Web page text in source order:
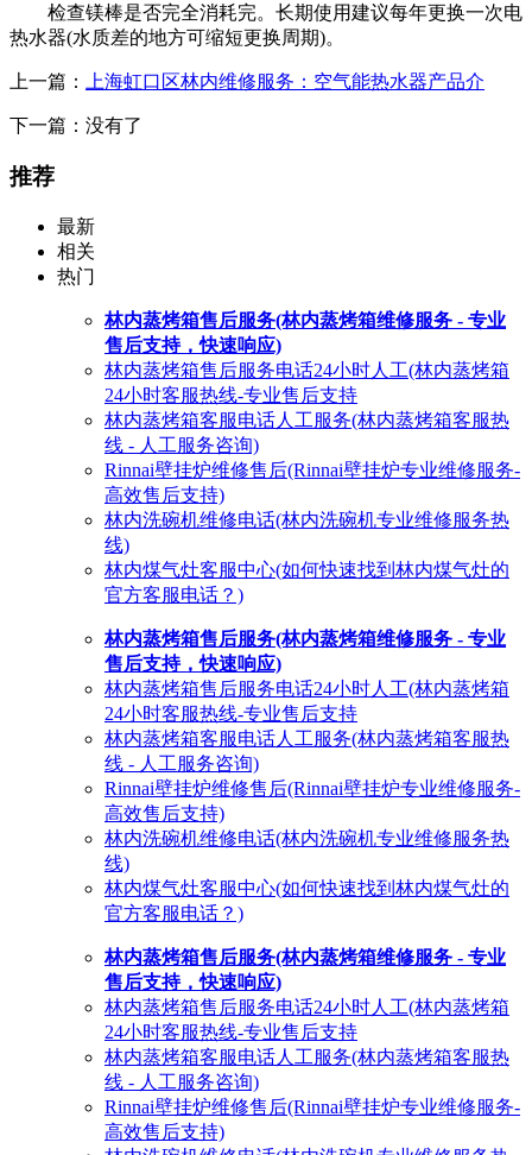
检查镁棒是否完全消耗完。长期使用建议每年更换一次电
热水器(水质差的地方可缩短更换周期)。
上一篇： 上海虹口区林内维修服务：空气能热水器产品介
下一篇：没有了
推荐
最新
相关
热门
林内蒸烤箱售后服务(林内蒸烤箱维修服务 - 专业
售后支持，快速响应)
林内蒸烤箱售后服务电话24小时人工(林内蒸烤箱
24小时客服热线-专业售后支持
林内蒸烤箱客服电话人工服务(林内蒸烤箱客服热
线 - 人工服务咨询)
Rinnai壁挂炉维修售后(Rinnai壁挂炉专业维修服务-
高效售后支持)
林内洗碗机维修电话(林内洗碗机专业维修服务热
线)
林内煤气灶客服中心(如何快速找到林内煤气灶的
官方客服电话？)
林内蒸烤箱售后服务(林内蒸烤箱维修服务 - 专业
售后支持，快速响应)
林内蒸烤箱售后服务电话24小时人工(林内蒸烤箱
24小时客服热线-专业售后支持
林内蒸烤箱客服电话人工服务(林内蒸烤箱客服热
线 - 人工服务咨询)
Rinnai壁挂炉维修售后(Rinnai壁挂炉专业维修服务-
高效售后支持)
林内洗碗机维修电话(林内洗碗机专业维修服务热
线)
林内煤气灶客服中心(如何快速找到林内煤气灶的
官方客服电话？)
林内蒸烤箱售后服务(林内蒸烤箱维修服务 - 专业
售后支持，快速响应)
林内蒸烤箱售后服务电话24小时人工(林内蒸烤箱
24小时客服热线-专业售后支持
林内蒸烤箱客服电话人工服务(林内蒸烤箱客服热
线 - 人工服务咨询)
Rinnai壁挂炉维修售后(Rinnai壁挂炉专业维修服务-
高效售后支持)